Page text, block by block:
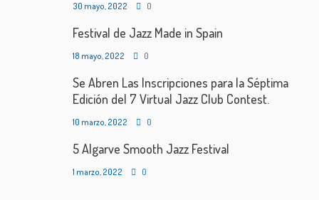
30 mayo, 2022 0
Festival de Jazz Made in Spain
18 mayo, 2022 0
Se Abren Las Inscripciones para la Séptima
Edición del 7 Virtual Jazz Club Contest.
10 marzo, 2022 0
5 Algarve Smooth Jazz Festival
1 marzo, 2022 0